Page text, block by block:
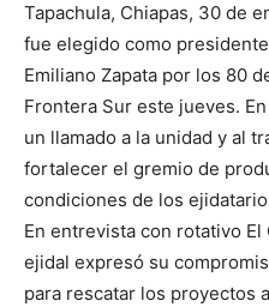
Tapachula, Chiapas, 30 de
fue elegido como
Emiliano Zapata por los 80
Frontera Sur este jueves.
un llamado a la unidad y al
fortalecer el gremio de
condiciones de los
En entrevista con rotativo
ejidal expresó su
para rescatar los proyectos